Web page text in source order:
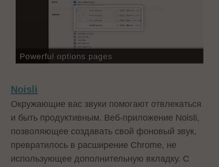
Noisli
Окружающие вас звуки помогают отвлекаться
и быть продуктивным. Веб-приложение Noisli,
позволяющее создавать свой фоновый звук,
превратилось в расширение Chrome, не
использующее дополнительную вкладку. С